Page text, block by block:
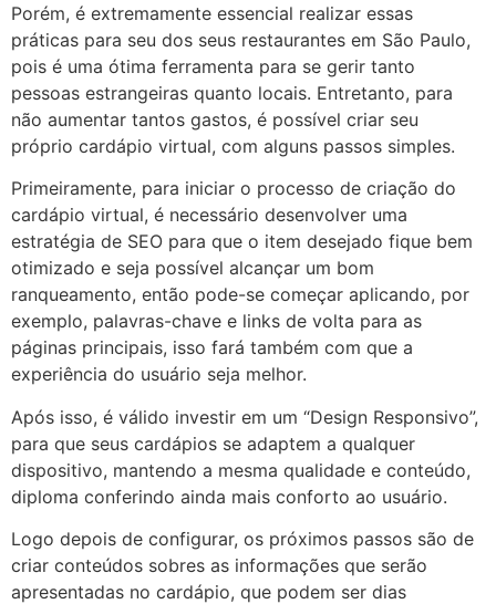
Porém, é extremamente essencial realizar essas
práticas para seu dos seus restaurantes em São Paulo,
pois é uma ótima ferramenta para se gerir tanto
pessoas estrangeiras quanto locais. Entretanto, para
não aumentar tantos gastos, é possível criar seu
próprio cardápio virtual, com alguns passos simples.
Primeiramente, para iniciar o processo de criação do
cardápio virtual, é necessário desenvolver uma
estratégia de SEO para que o item desejado fique bem
otimizado e seja possível alcançar um bom
ranqueamento, então pode-se começar aplicando, por
exemplo, palavras-chave e links de volta para as
páginas principais, isso fará também com que a
experiência do usuário seja melhor.
Após isso, é válido investir em um “Design Responsivo”,
para que seus cardápios se adaptem a qualquer
dispositivo, mantendo a mesma qualidade e conteúdo,
diploma conferindo ainda mais conforto ao usuário.
Logo depois de configurar, os próximos passos são de
criar conteúdos sobres as informações que serão
apresentadas no cardápio, que podem ser dias